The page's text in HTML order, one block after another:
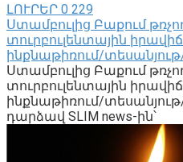
ԼՈՒՐԵՐ 0 229
Ստամբուլից Բաքում
տուրբուլենտային
ինքնաթիռում/
Ստամբուլից Բաքում
տուրբուլենտային
ինքնաթիռում/
դարձավ SLIM news-ին՝